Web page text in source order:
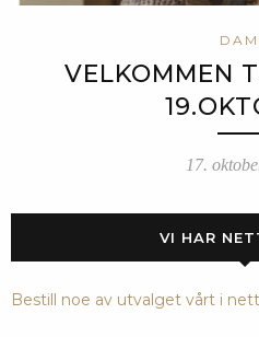
VELKOMMEN
17.
VI HAR
Bestill noe av utvalget vårt i